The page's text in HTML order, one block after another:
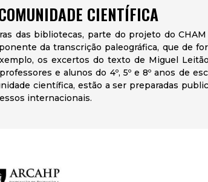
CIENTÍFICA
das bibliotecas, parte do projeto do
da transcrição paleográfica, que de
os excertos do texto de Miguel
e alunos do 4º, 5º e 8º anos de
científica, estão a ser preparadas
internacionais.